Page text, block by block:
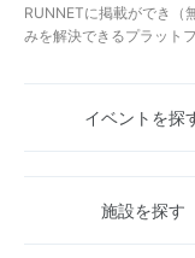
RUNNETに掲載ができ（
みを解決できるプラット
イベントを探
施設を探す